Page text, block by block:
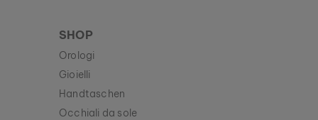
SHOP
Orologi
Gioielli
Handtaschen
Occhiali da sole